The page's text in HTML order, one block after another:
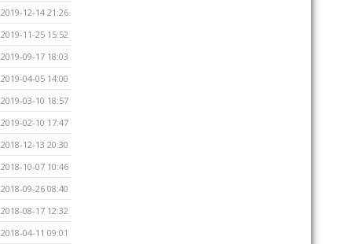
2019-12-14 21:26
2019-11-25 15:52
2019-09-17 18:03
2019-04-05 14:00
2019-03-10 18:57
2019-02-10 17:47
2018-12-13 20:30
2018-10-07 10:46
2018-09-26 08:40
2018-08-17 12:32
2018-04-11 09:01